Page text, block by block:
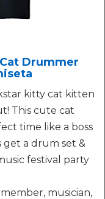
Drummer
kitty cat kitten
This cute cat
time like a boss
a drum set &
festival party
musician,